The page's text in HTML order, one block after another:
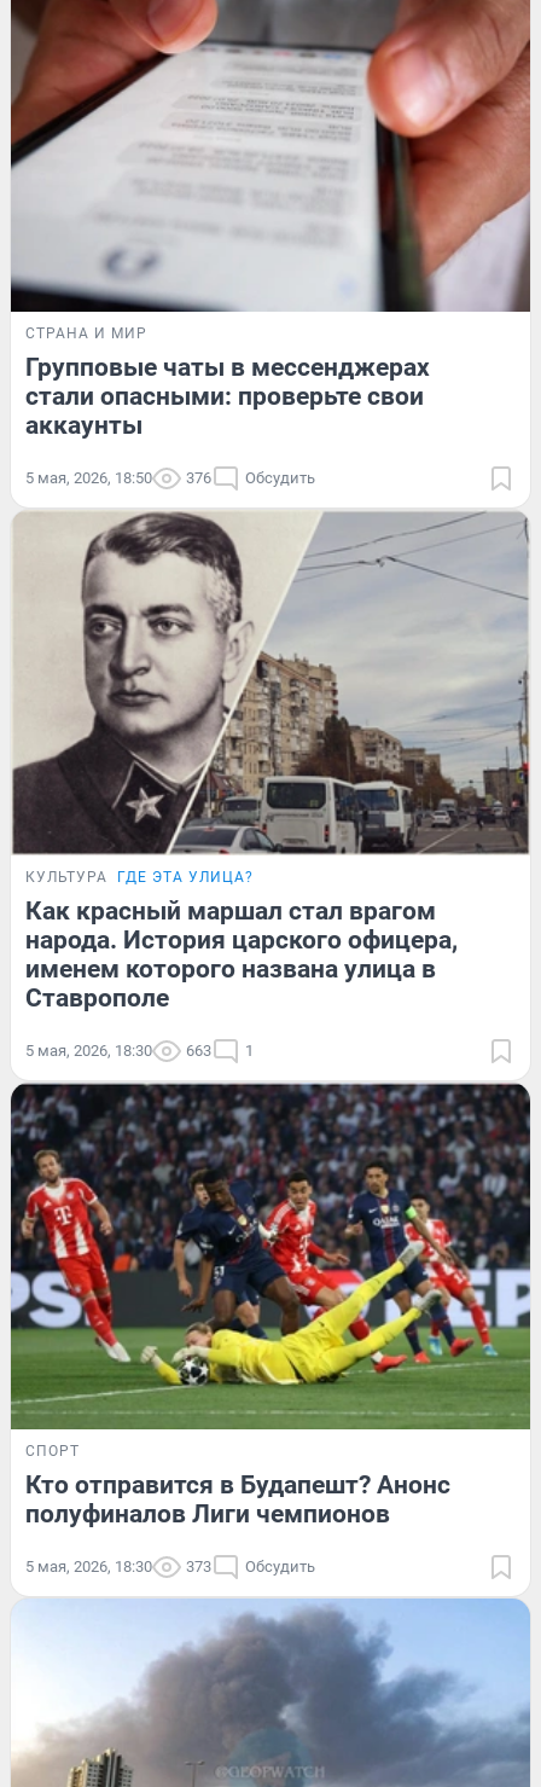
СТРАНА И МИР
Групповые чаты в мессенджерах
стали опасными: проверьте свои
аккаунты
5 мая, 2026, 18:50 376 Обсудить
КУЛЬТУРА ГДЕ ЭТА УЛИЦА?
Как красный маршал стал врагом
народа. История царского офицера,
именем которого названа улица в
Ставрополе
5 мая, 2026, 18:30 663 1
СПОРТ
Кто отправится в Будапешт? Анонс
полуфиналов Лиги чемпионов
5 мая, 2026, 18:30 373 Обсудить